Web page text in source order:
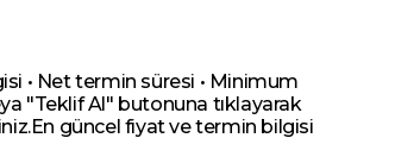
• Net termin süresi • Minimum
"Teklif Al" butonuna tıklayarak
güncel fiyat ve termin bilgisi